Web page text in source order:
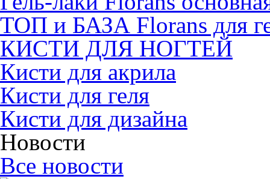
ТОП и БАЗА Florans для
КИСТИ ДЛЯ НОГТЕЙ
Кисти для акрила
Кисти для геля
Кисти для дизайна
Новости
Все новости